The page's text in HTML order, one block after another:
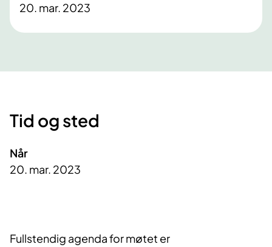
20. mar. 2023
Tid og sted
Når
20. mar. 2023
Fullstendig agenda for møtet er